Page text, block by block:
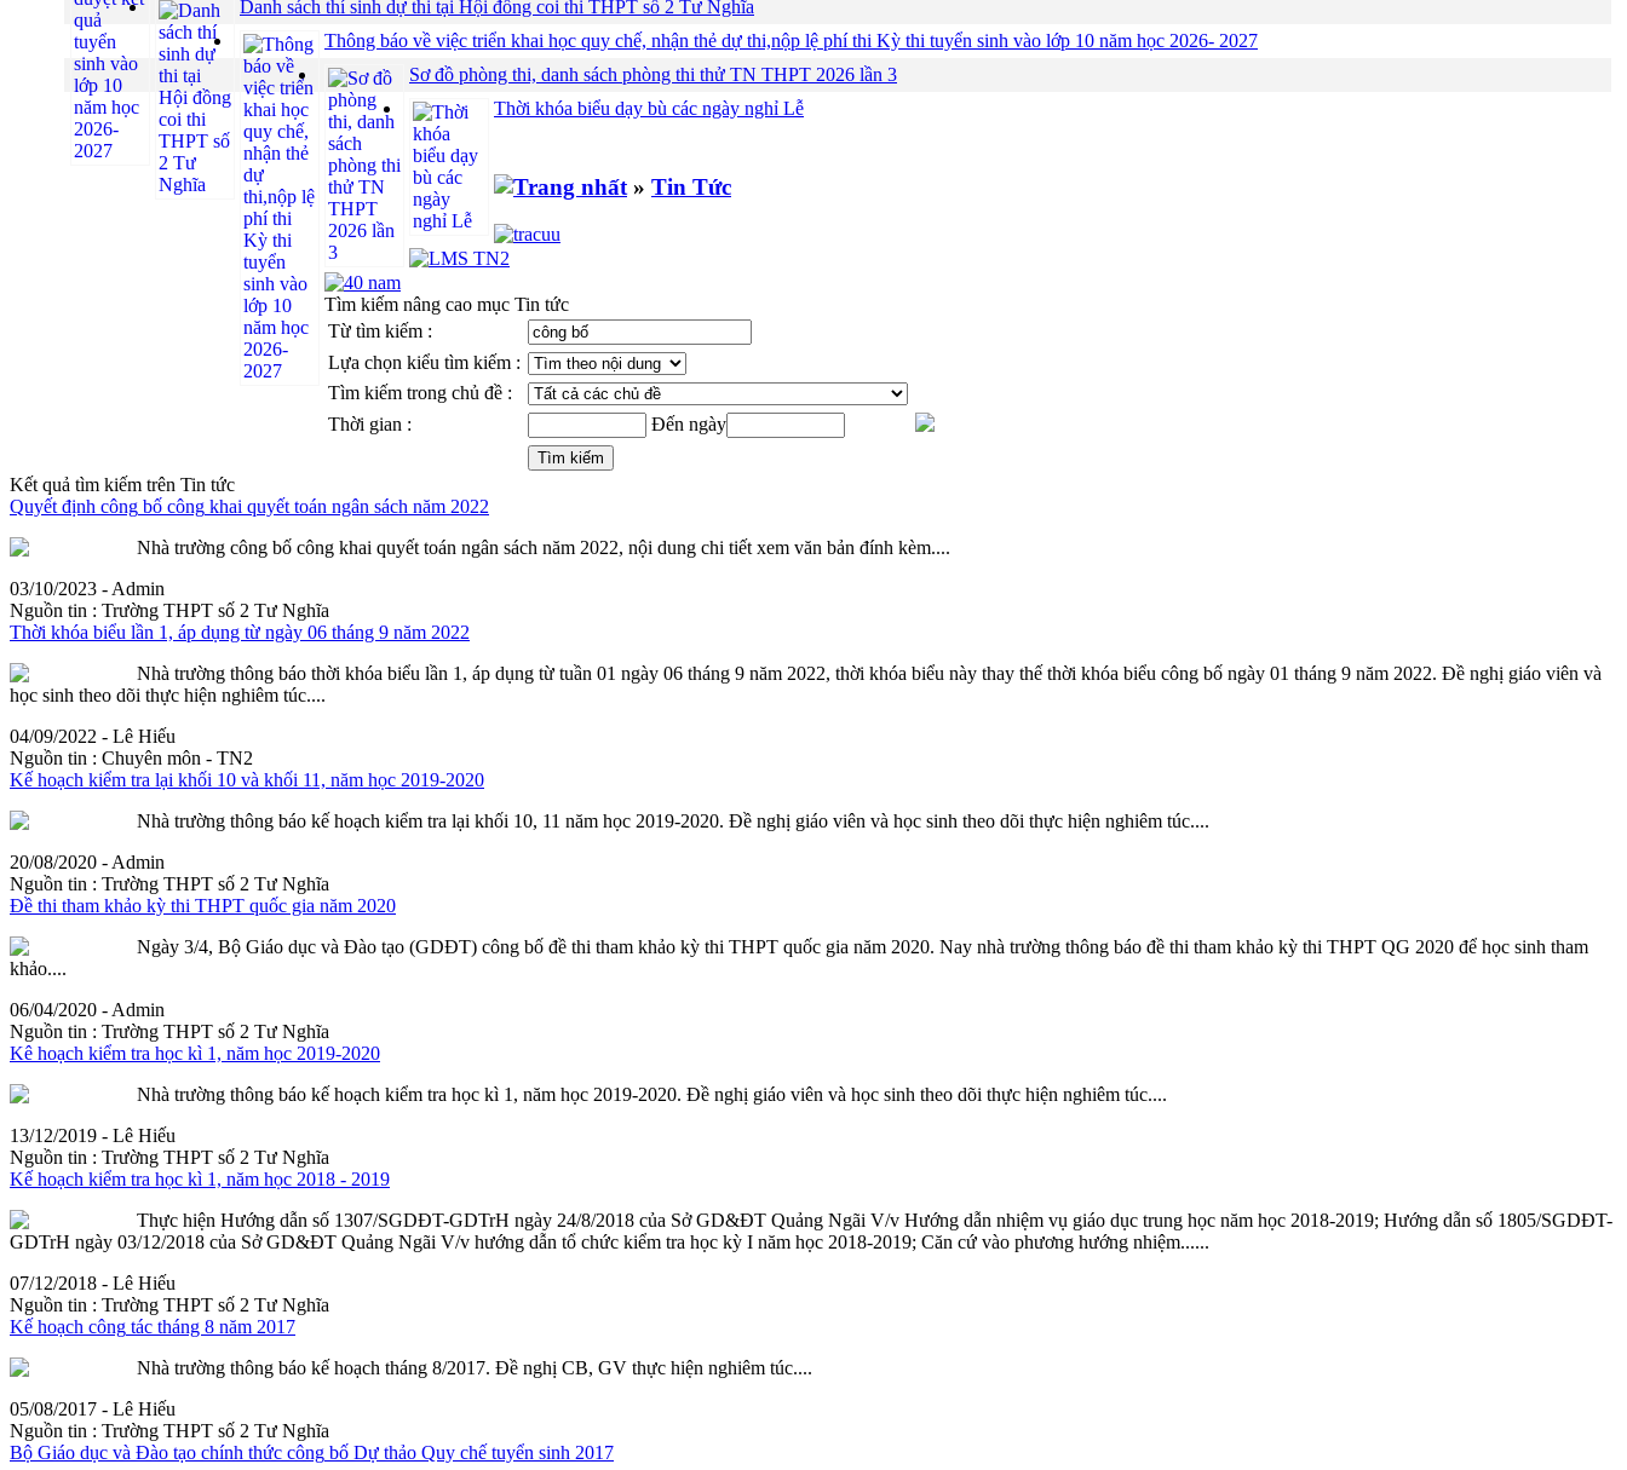
Danh sách thí sinh dự thi tại Hội đồng coi thi THPT số 2 Tư Nghĩa
Thông báo về việc triển khai học quy chế, nhận thẻ dự thi,nộp lệ phí thi Kỳ thi tuyển sinh vào lớp 10 năm học 2026- 2027
Sơ đồ phòng thi, danh sách phòng thi thử TN THPT 2026 lần 3
Thời khóa biểu dạy bù các ngày nghỉ Lễ
» Tin Tức
Tìm kiếm nâng cao mục Tin tức
Từ tìm kiếm :
Lựa chọn kiểu tìm kiếm :
Tìm kiếm trong chủ đề :
Thời gian :
Đến ngày
Kết quả tìm kiếm trên Tin tức
Quyết định công bố công khai quyết toán ngân sách năm 2022
Nhà trường công bố công khai quyết toán ngân sách năm 2022, nội dung chi tiết xem văn bản đính kèm....
03/10/2023 - Admin
Nguồn tin : Trường THPT số 2 Tư Nghĩa
Thời khóa biểu lần 1, áp dụng từ ngày 06 tháng 9 năm 2022
Nhà trường thông báo thời khóa biểu lần 1, áp dụng từ tuần 01 ngày 06 tháng 9 năm 2022, thời khóa biểu này thay thế thời khóa biểu công bố ngày 01 tháng 9 năm 2022. Đề nghị giáo viên và
học sinh theo dõi thực hiện nghiêm túc....
04/09/2022 - Lê Hiếu
Nguồn tin : Chuyên môn - TN2
Kế hoạch kiểm tra lại khối 10 và khối 11, năm học 2019-2020
Nhà trường thông báo kế hoạch kiểm tra lại khối 10, 11 năm học 2019-2020. Đề nghị giáo viên và học sinh theo dõi thực hiện nghiêm túc....
20/08/2020 - Admin
Nguồn tin : Trường THPT số 2 Tư Nghĩa
Đề thi tham khảo kỳ thi THPT quốc gia năm 2020
Ngày 3/4, Bộ Giáo dục và Đào tạo (GDĐT) công bố đề thi tham khảo kỳ thi THPT quốc gia năm 2020. Nay nhà trường thông báo đề thi tham khảo kỳ thi THPT QG 2020 để học sinh tham
khảo....
06/04/2020 - Admin
Nguồn tin : Trường THPT số 2 Tư Nghĩa
Kê hoạch kiểm tra học kì 1, năm học 2019-2020
Nhà trường thông báo kế hoạch kiểm tra học kì 1, năm học 2019-2020. Đề nghị giáo viên và học sinh theo dõi thực hiện nghiêm túc....
13/12/2019 - Lê Hiếu
Nguồn tin : Trường THPT số 2 Tư Nghĩa
Kế hoạch kiểm tra học kì 1, năm học 2018 - 2019
Thực hiện Hướng dẫn số 1307/SGDĐT-GDTrH ngày 24/8/2018 của Sở GD&ĐT Quảng Ngãi V/v Hướng dẫn nhiệm vụ giáo dục trung học năm học 2018-2019; Hướng dẫn số 1805/SGDĐT-
GDTrH ngày 03/12/2018 của Sở GD&ĐT Quảng Ngãi V/v hướng dẫn tổ chức kiểm tra học kỳ I năm học 2018-2019; Căn cứ vào phương hướng nhiệm......
07/12/2018 - Lê Hiếu
Nguồn tin : Trường THPT số 2 Tư Nghĩa
Kế hoạch công tác tháng 8 năm 2017
Nhà trường thông báo kế hoạch tháng 8/2017. Đề nghị CB, GV thực hiện nghiêm túc....
05/08/2017 - Lê Hiếu
Nguồn tin : Trường THPT số 2 Tư Nghĩa
Bộ Giáo dục và Đào tạo chính thức công bố Dự thảo Quy chế tuyển sinh 2017